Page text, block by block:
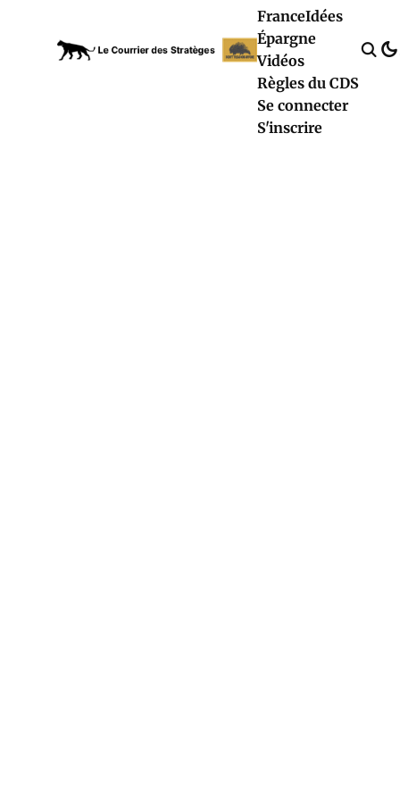
FranceIdées
Épargne
Vidéos
Règles du CDS
Se connecter
S'inscrire